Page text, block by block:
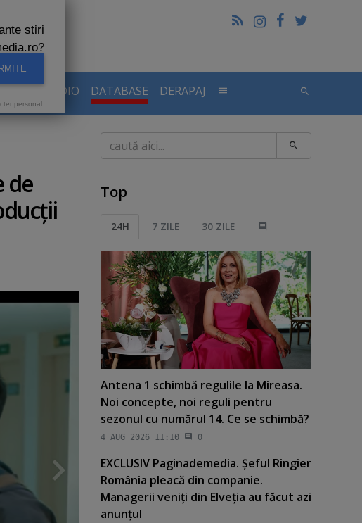
RADIO DATABASE DERAPAJ
de
Caută
Top
24H 7 ZILE 30 ZILE
Antena 1 schimbă regulile la Mireasa.
Noi concepte, noi reguli pentru
sezonul cu numărul 14. Ce se schimbă?
4 AUG 2026 11:10 0
EXCLUSIV Paginademedia. Şeful Ringier
România pleacă din companie.
Managerii veniţi din Elveţia au făcut azi
anunţul
stiri
personal.